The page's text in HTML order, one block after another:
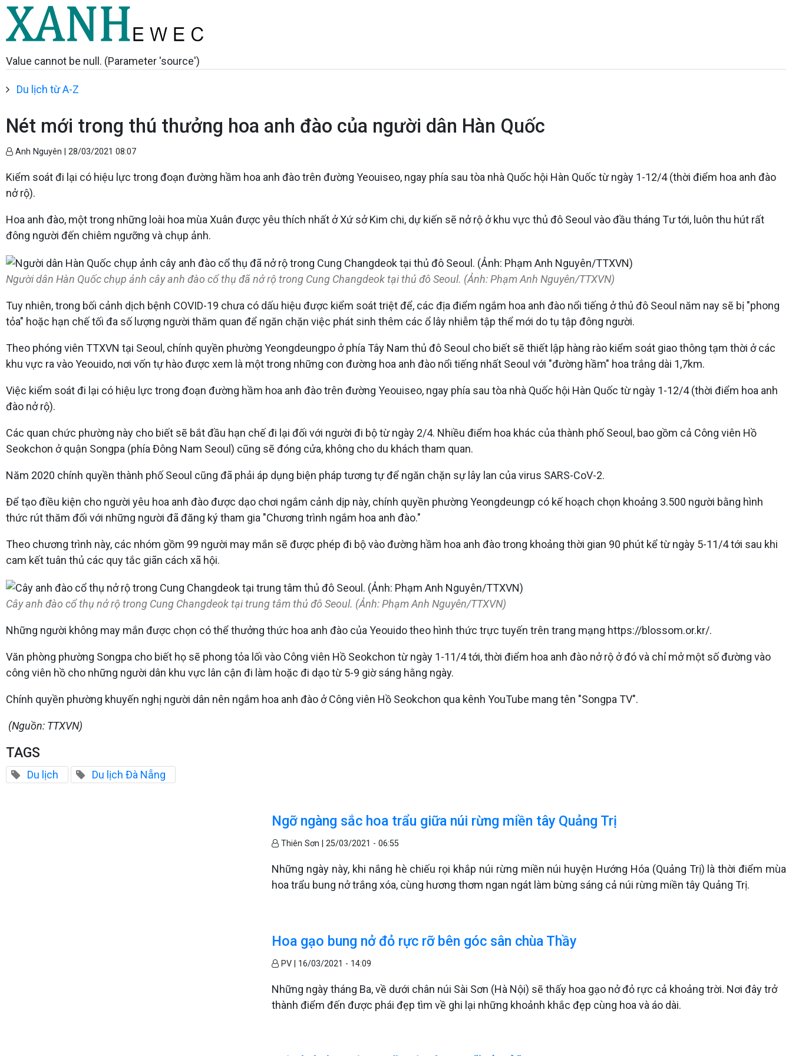
Value cannot be null. (Parameter 'source')
Du lịch từ A-Z
Nét mới trong thú thưởng hoa anh đào của người dân Hàn Quốc
Anh Nguyên | 28/03/2021 08:07
Kiểm soát đi lại có hiệu lực trong đoạn đường hầm hoa anh đào trên đường Yeouiseo, ngay phía sau tòa nhà Quốc hội Hàn Quốc từ ngày 1-12/4 (thời điểm hoa anh đào
nở rộ).
Hoa anh đào, một trong những loài hoa mùa Xuân được yêu thích nhất ở Xứ sở Kim chi, dự kiến sẽ nở rộ ở khu vực thủ đô Seoul vào đầu tháng Tư tới, luôn thu hút rất
đông người đến chiêm ngưỡng và chụp ảnh.
Người dân Hàn Quốc chụp ảnh cây anh đào cổ thụ đã nở rộ trong Cung Changdeok tại thủ đô Seoul. (Ảnh: Phạm Anh Nguyên/TTXVN)
Tuy nhiên, trong bối cảnh dịch bệnh COVID-19 chưa có dấu hiệu được kiểm soát triệt để, các địa điểm ngắm hoa anh đào nổi tiếng ở thủ đô Seoul năm nay sẽ bị "phong
tỏa" hoặc hạn chế tối đa số lượng người thăm quan để ngăn chặn việc phát sinh thêm các ổ lây nhiễm tập thể mới do tụ tập đông người.
Theo phóng viên TTXVN tại Seoul, chính quyền phường Yeongdeungpo ở phía Tây Nam thủ đô Seoul cho biết sẽ thiết lập hàng rào kiểm soát giao thông tạm thời ở các
khu vực ra vào Yeouido, nơi vốn tự hào được xem là một trong những con đường hoa anh đào nổi tiếng nhất Seoul với "đường hầm" hoa trắng dài 1,7km.
Việc kiểm soát đi lại có hiệu lực trong đoạn đường hầm hoa anh đào trên đường Yeouiseo, ngay phía sau tòa nhà Quốc hội Hàn Quốc từ ngày 1-12/4 (thời điểm hoa anh
đào nở rộ).
Các quan chức phường này cho biết sẽ bắt đầu hạn chế đi lại đối với người đi bộ từ ngày 2/4. Nhiều điểm hoa khác của thành phố Seoul, bao gồm cả Công viên Hồ
Seokchon ở quận Songpa (phía Đông Nam Seoul) cũng sẽ đóng cửa, không cho du khách tham quan.
Năm 2020 chính quyền thành phố Seoul cũng đã phải áp dụng biện pháp tương tự để ngăn chặn sự lây lan của virus SARS-CoV-2.
Để tạo điều kiện cho người yêu hoa anh đào được dạo chơi ngắm cảnh dịp này, chính quyền phường Yeongdeungp có kế hoạch chọn khoảng 3.500 người bằng hình
thức rút thăm đối với những người đã đăng ký tham gia "Chương trình ngắm hoa anh đào."
Theo chương trình này, các nhóm gồm 99 người may mắn sẽ được phép đi bộ vào đường hầm hoa anh đào trong khoảng thời gian 90 phút kể từ ngày 5-11/4 tới sau khi
cam kết tuân thủ các quy tắc giãn cách xã hội.
Cây anh đào cổ thụ nở rộ trong Cung Changdeok tại trung tâm thủ đô Seoul. (Ảnh: Phạm Anh Nguyên/TTXVN)
Những người không may mắn được chọn có thể thưởng thức hoa anh đào của Yeouido theo hình thức trực tuyến trên trang mạng https://blossom.or.kr/.
Văn phòng phường Songpa cho biết họ sẽ phong tỏa lối vào Công viên Hồ Seokchon từ ngày 1-11/4 tới, thời điểm hoa anh đào nở rộ ở đó và chỉ mở một số đường vào
công viên hồ cho những người dân khu vực lân cận đi làm hoặc đi dạo từ 5-9 giờ sáng hằng ngày.
Chính quyền phường khuyến nghị người dân nên ngắm hoa anh đào ở Công viên Hồ Seokchon qua kênh YouTube mang tên "Songpa TV".
(Nguồn: TTXVN)
TAGS
Du lịch Du lịch Đà Nẵng
Ngỡ ngàng sắc hoa trẩu giữa núi rừng miền tây Quảng Trị
Thiên Sơn |25/03/2021 - 06:55
Những ngày này, khi nắng hè chiếu rọi khắp núi rừng miền núi huyện Hướng Hóa (Quảng Trị) là thời điểm mùa
hoa trẩu bung nở trắng xóa, cùng hương thơm ngan ngát làm bừng sáng cả núi rừng miền tây Quảng Trị.
Hoa gạo bung nở đỏ rực rỡ bên góc sân chùa Thầy
PV | 16/03/2021 - 14:09
Những ngày tháng Ba, về dưới chân núi Sài Sơn (Hà Nội) sẽ thấy hoa gạo nở đỏ rực cả khoảng trời. Nơi đây trở
thành điểm đến được phái đẹp tìm về ghi lại những khoảnh khắc đẹp cùng hoa và áo dài.